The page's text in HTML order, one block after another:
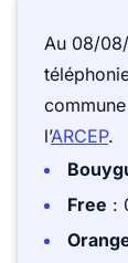
Au 08/
l’ARCEP.
Free :